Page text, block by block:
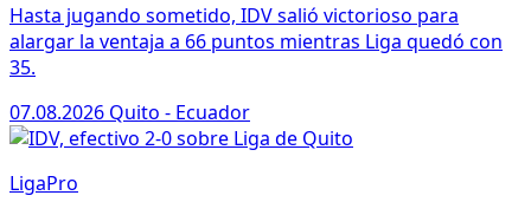
Hasta jugando sometido, IDV salió victorioso para
alargar la ventaja a 66 puntos mientras Liga quedó con
35.
07.08.2026 Quito - Ecuador
LigaPro